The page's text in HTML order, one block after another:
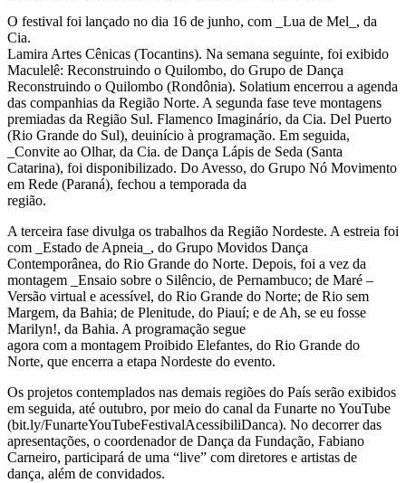
O festival foi lançado no dia 16 de junho, com _Lua de Mel_, da
Cia.
Lamira Artes Cênicas (Tocantins). Na semana seguinte, foi exibido
Maculelê: Reconstruindo o Quilombo, do Grupo de Dança
Reconstruindo o Quilombo (Rondônia). Solatium encerrou a agenda
das companhias da Região Norte. A segunda fase teve montagens
premiadas da Região Sul. Flamenco Imaginário, da Cia. Del Puerto
(Rio Grande do Sul), deuinício à programação. Em seguida,
_Convite ao Olhar, da Cia. de Dança Lápis de Seda (Santa
Catarina), foi disponibilizado. Do Avesso, do Grupo Nó Movimento
em Rede (Paraná), fechou a temporada da
região.
A terceira fase divulga os trabalhos da Região Nordeste. A estreia foi
com _Estado de Apneia_, do Grupo Movidos Dança
Contemporânea, do Rio Grande do Norte. Depois, foi a vez da
montagem _Ensaio sobre o Silêncio, de Pernambuco; de Maré –
Versão virtual e acessível, do Rio Grande do Norte; de Rio sem
Margem, da Bahia; de Plenitude, do Piauí; e de Ah, se eu fosse
Marilyn!, da Bahia. A programação segue
agora com a montagem Proibido Elefantes, do Rio Grande do
Norte, que encerra a etapa Nordeste do evento.
Os projetos contemplados nas demais regiões do País serão exibidos
em seguida, até outubro, por meio do canal da Funarte no YouTube
(bit.ly/FunarteYouTubeFestivalAcessibiliDanca). No decorrer das
apresentações, o coordenador de Dança da Fundação, Fabiano
Carneiro, participará de uma “live” com diretores e artistas de
dança, além de convidados.